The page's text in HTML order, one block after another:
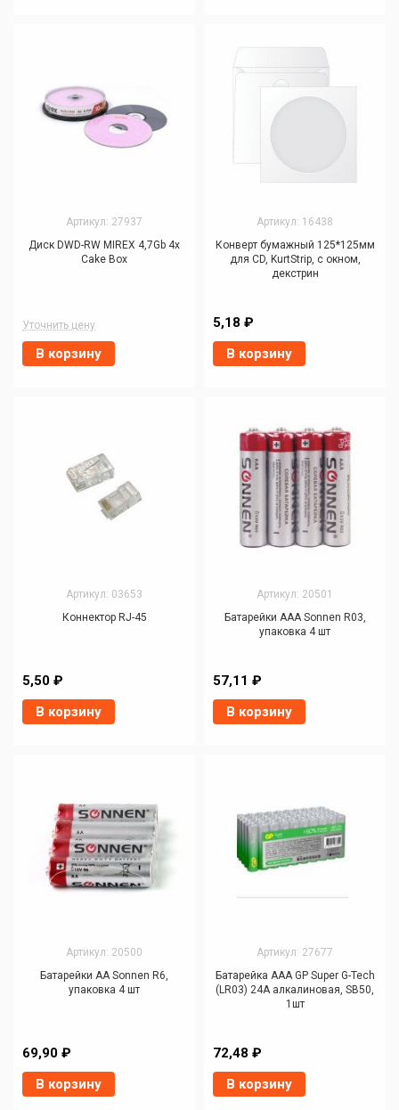
Артикул: 27937
Диск DWD-RW MIREX 4,7Gb 4x
Cake Box
Уточнить цену
В корзину
Артикул: 16438
Конверт бумажный 125*125мм
для CD, KurtStrip, с окном,
декстрин
5,18 ₽
В корзину
Артикул: 03653
Коннектор RJ-45
5,50 ₽
В корзину
Артикул: 20501
Батарейки AAA Sonnen R03,
упаковка 4 шт
57,11 ₽
В корзину
Артикул: 20500
Батарейки AA Sonnen R6,
упаковка 4 шт
69,90 ₽
В корзину
Артикул: 27677
Батарейка AAA GP Super G-Tech
(LR03) 24A алкалиновая, SB50,
1шт
72,48 ₽
В корзину